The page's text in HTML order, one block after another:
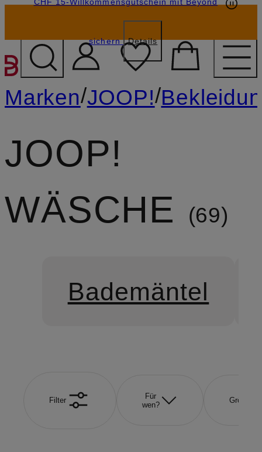
ZUM HAUPTINHALT
sichern Details
Marken/JOOP!/
JOOP!
WÄSCHE
69
Bademäntel
Filter
Für
wen?
Größe